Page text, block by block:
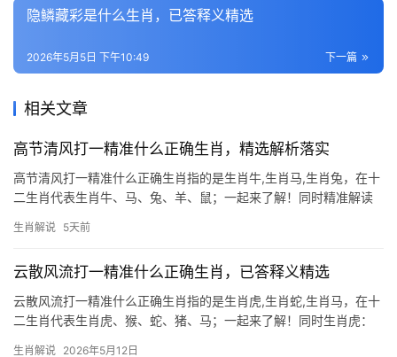
隐鳞藏彩是什么生肖，已答释义精选
下一篇
2026年5月5日 下午10:49
相关文章
高节清风打一精准什么正确生肖，精选解析落实
高节清风打一精准什么正确生肖指的是生肖牛,生肖马,生肖兔，在十
二生肖代表生肖牛、马、兔、羊、鼠；一起来了解！同时精准解读
如同竹般坚韧、松般挺拔，在生肖文化中，能与这一特质高度契合
生肖解说 5天前
云散风流打一精准什么正确生肖，已答释义精选
云散风流打一精准什么正确生肖指的是生肖虎,生肖蛇,生肖马，在十
二生肖代表生肖虎、猴、蛇、猪、马；一起来了解！同时生肖虎：
生肖解说 2026年5月12日